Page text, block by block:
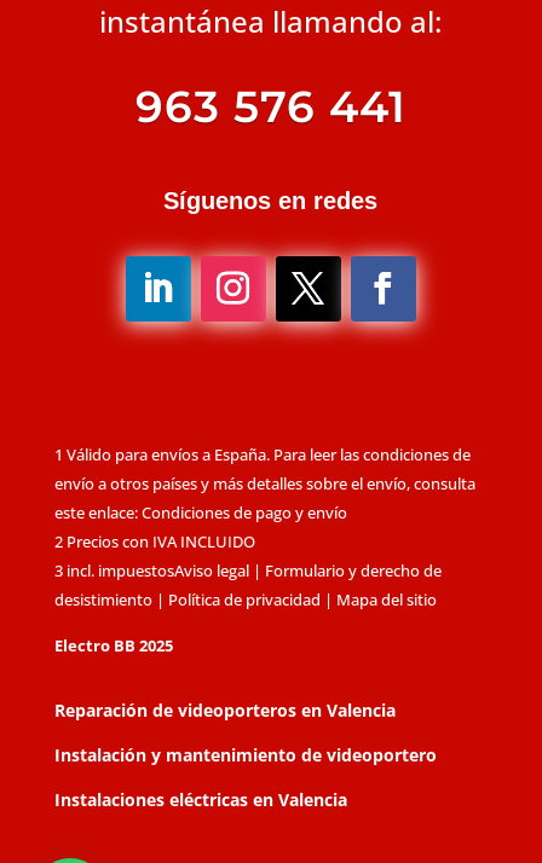
instantánea llamando al:
963 576 441
Síguenos en redes
1 Válido para envíos a España. Para leer las condiciones de
envío a otros países y más detalles sobre el envío, consulta
este enlace: Condiciones de pago y envío
2 Precios con IVA INCLUIDO
3 incl. impuestosAviso legal| Formulario y derecho de
desistimiento| Política de privacidad | Mapa del sitio
Electro BB 2025
Reparación de videoporteros en Valencia
Instalación y mantenimiento de videoportero
Instalaciones eléctricas en Valencia